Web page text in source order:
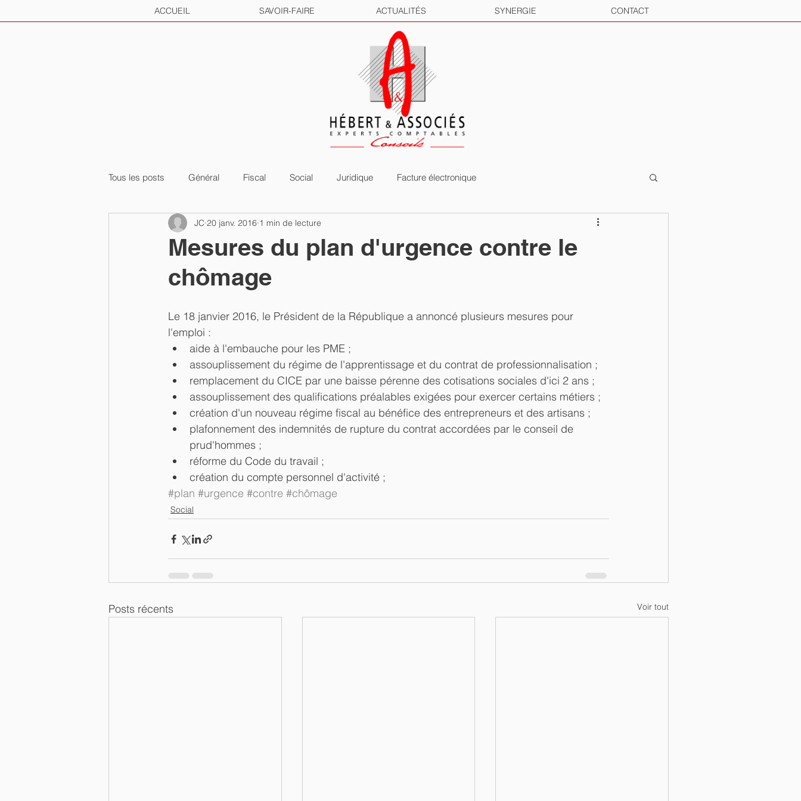
ACCUEIL SAVOIR-FAIRE ACTUALITÉS SYNERGIE CONTACT
Tous les posts Général Fiscal Social Juridique Facture électronique
Mesures du plan d'urgence contre le
chômage
JC 20 janv. 2016 1 min de lecture
Le 18 janvier 2016, le Président de la République a annoncé plusieurs mesures pour
l'emploi :
aide à l'embauche pour les PME ;
assouplissement du régime de l'apprentissage et du contrat de professionnalisation ;
remplacement du CICE par une baisse pérenne des cotisations sociales d'ici 2 ans ;
assouplissement des qualifications préalables exigées pour exercer certains métiers ;
création d'un nouveau régime fiscal au bénéfice des entrepreneurs et des artisans ;
plafonnement des indemnités de rupture du contrat accordées par le conseil de
prud'hommes ;
réforme du Code du travail ;
création du compte personnel d'activité ;
#plan #urgence #contre #chômage
Social
Posts récents Voir tout